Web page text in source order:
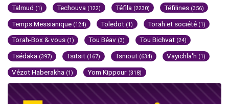
Talmud (1) Techouva (122) Téfila (2230) Téfilines (356)
Temps Messianique (124) Toledot (1) Torah et société (1)
Torah-Box & vous (1) Tou Béav (3) Tou Bichvat (24)
Tsédaka (397) Tsitsit (167) Tsniout (634) Vayichla'h (1)
Vézot Haberakha (1) Yom Kippour (318)